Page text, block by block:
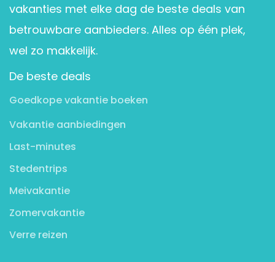
vakanties met elke dag de beste deals van
betrouwbare aanbieders. Alles op één plek,
wel zo makkelijk.
De beste deals
Goedkope vakantie boeken
Vakantie aanbiedingen
Last-minutes
Stedentrips
Meivakantie
Zomervakantie
Verre reizen